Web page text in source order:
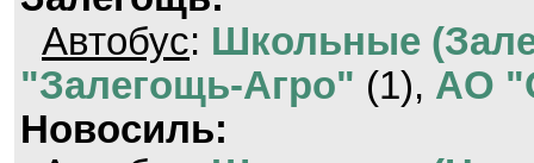
Автобус: Школьные
"Залегощь-Агро" (1), АО
Новосиль: